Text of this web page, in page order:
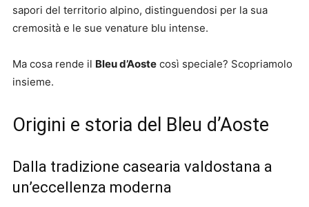
sapori del territorio alpino, distinguendosi per la sua
cremosità e le sue venature blu intense.
Ma cosa rende il Bleu d’Aoste così speciale? Scopriamolo
insieme.
Origini e storia del Bleu d’Aoste
Dalla tradizione casearia valdostana a
un’eccellenza moderna